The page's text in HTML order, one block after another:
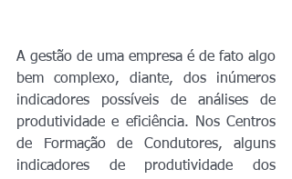
A gestão de uma empresa é de fato algo
bem complexo, diante, dos inúmeros
indicadores possíveis de análises de
produtividade e eficiência. Nos Centros
de Formação de Condutores, alguns
indicadores de produtividade dos